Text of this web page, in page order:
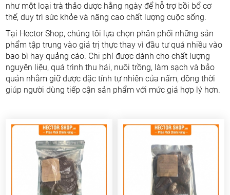
như một loại trà thảo dược hằng ngày để hỗ trợ bồi bổ cơ
thể, duy trì sức khỏe và nâng cao chất lượng cuộc sống.
Tại Hector Shop, chúng tôi lựa chọn phân phối những sản
phẩm tập trung vào giá trị thực thay vì đầu tư quá nhiều vào
bao bì hay quảng cáo. Chi phí được dành cho chất lượng
nguyên liệu, quá trình thu hái, nuôi trồng, làm sạch và bảo
quản nhằm giữ được đặc tính tự nhiên của nấm, đồng thời
giúp người dùng tiếp cận sản phẩm với mức giá hợp lý hơn.